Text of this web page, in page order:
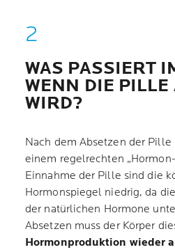
WAS PASSIERT
WENN DIE PILLE
WIRD?
Nach dem Absetzen der
einem regelrechten
Einnahme der Pille sind die
Hormonspiegel niedrig, da
der natürlichen Hormone
Absetzen muss der Körper
Hormonproduktion wieder